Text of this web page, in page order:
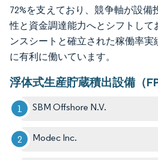
72%を支えており、競争軸が設
性と資金調達能力へとシフトして
ンスシートと確立された稼働率
に有利に働いています。
浮体式生産貯蔵積出設備（
SBM Offshore N.V.
Modec Inc.